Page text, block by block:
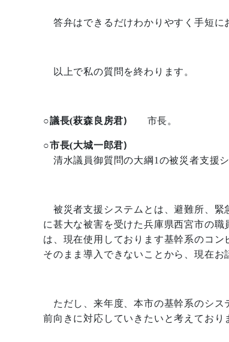
答弁はできるだけわかりやすく手短に
以上で私の質問を終わります。
○議長(萩森良房君) 市長。
○市長(大城一郎君)
清水議員御質問の大綱1 の被災者支援
被災者支援システムとは、避難所、緊
に甚大な被害を受けた兵庫県西宮市の職
は、現在使用しております基幹系のコ
そのまま導入できないことから、現在お
ただし、来年度、本市の基幹系のシス
前向きに対応していきたいと考えており